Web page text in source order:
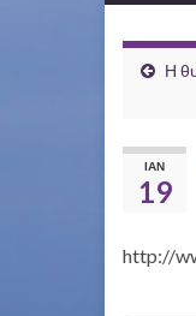
Η
ΙΑΝ
19
http://